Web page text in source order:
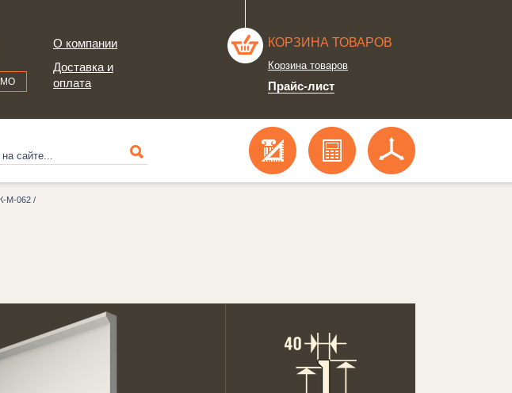
О компании
Доставка и
оплата
КОРЗИНА ТОВАРОВ
Корзина товаров
Прайс-лист
М-062 /